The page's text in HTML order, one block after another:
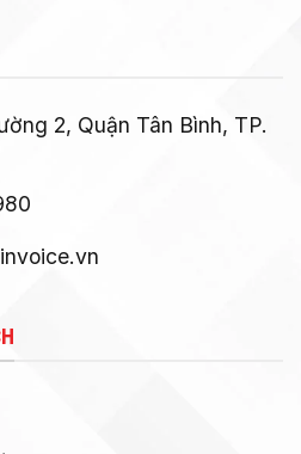
2, Quận Tân Bình, TP.